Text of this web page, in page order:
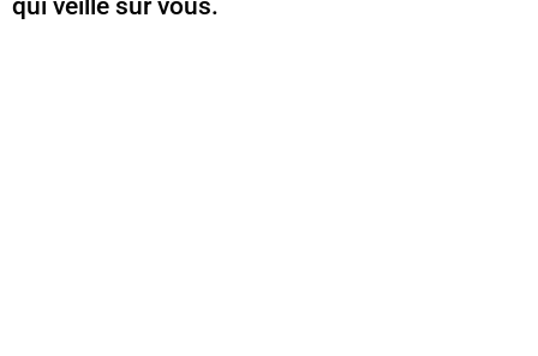
qui veille sur vous.